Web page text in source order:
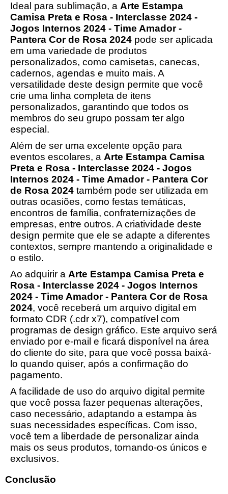
Ideal para sublimação, a Arte Estampa
Camisa Preta e Rosa - Interclasse 2024 -
Jogos Internos 2024 - Time Amador -
Pantera Cor de Rosa 2024 pode ser aplicada
em uma variedade de produtos
personalizados, como camisetas, canecas,
cadernos, agendas e muito mais. A
versatilidade deste design permite que você
crie uma linha completa de itens
personalizados, garantindo que todos os
membros do seu grupo possam ter algo
especial.
Além de ser uma excelente opção para
eventos escolares, a Arte Estampa Camisa
Preta e Rosa - Interclasse 2024 - Jogos
Internos 2024 - Time Amador - Pantera Cor
de Rosa 2024 também pode ser utilizada em
outras ocasiões, como festas temáticas,
encontros de família, confraternizações de
empresas, entre outros. A criatividade deste
design permite que ele se adapte a diferentes
contextos, sempre mantendo a originalidade e
o estilo.
Ao adquirir a Arte Estampa Camisa Preta e
Rosa - Interclasse 2024 - Jogos Internos
2024 - Time Amador - Pantera Cor de Rosa
2024, você receberá um arquivo digital em
formato CDR (.cdr x7), compatível com
programas de design gráfico. Este arquivo será
enviado por e-mail e ficará disponível na área
do cliente do site, para que você possa baixá-
lo quando quiser, após a confirmação do
pagamento.
A facilidade de uso do arquivo digital permite
que você possa fazer pequenas alterações,
caso necessário, adaptando a estampa às
suas necessidades específicas. Com isso,
você tem a liberdade de personalizar ainda
mais os seus produtos, tornando-os únicos e
exclusivos.
Conclusão